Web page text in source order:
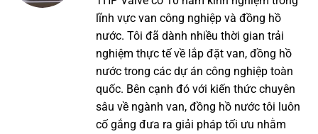
lĩnh vực van công nghiệp và đồng hồ
nước. Tôi đã dành nhiều thời gian trải
nghiệm thực tế về lắp đặt van, đồng hồ
nước trong các dự án công nghiệp toàn
quốc. Bên cạnh đó với kiến thức chuyên
sâu về ngành van, đồng hồ nước tôi luôn
cố gắng đưa ra giải pháp tối ưu nhằm